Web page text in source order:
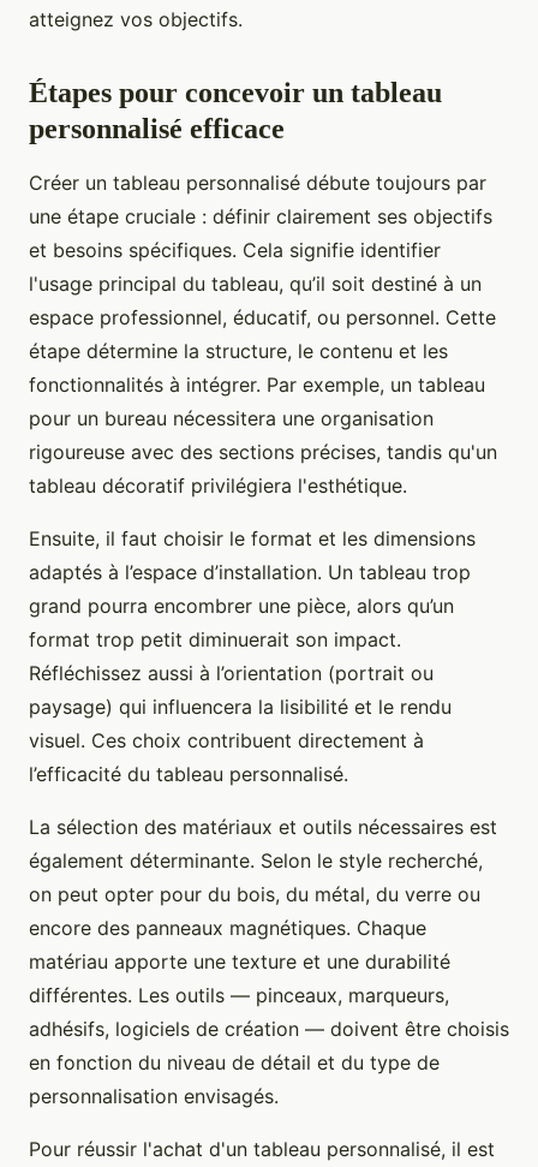
atteignez vos objectifs.
Étapes pour concevoir un tableau
personnalisé efficace
Créer un tableau personnalisé débute toujours par
une étape cruciale : définir clairement ses objectifs
et besoins spécifiques. Cela signifie identifier
l'usage principal du tableau, qu’il soit destiné à un
espace professionnel, éducatif, ou personnel. Cette
étape détermine la structure, le contenu et les
fonctionnalités à intégrer. Par exemple, un tableau
pour un bureau nécessitera une organisation
rigoureuse avec des sections précises, tandis qu'un
tableau décoratif privilégiera l'esthétique.
Ensuite, il faut choisir le format et les dimensions
adaptés à l’espace d’installation. Un tableau trop
grand pourra encombrer une pièce, alors qu’un
format trop petit diminuerait son impact.
Réfléchissez aussi à l’orientation (portrait ou
paysage) qui influencera la lisibilité et le rendu
visuel. Ces choix contribuent directement à
l’efficacité du tableau personnalisé.
La sélection des matériaux et outils nécessaires est
également déterminante. Selon le style recherché,
on peut opter pour du bois, du métal, du verre ou
encore des panneaux magnétiques. Chaque
matériau apporte une texture et une durabilité
différentes. Les outils — pinceaux, marqueurs,
adhésifs, logiciels de création — doivent être choisis
en fonction du niveau de détail et du type de
personnalisation envisagés.
Pour réussir l'achat d'un tableau personnalisé, il est